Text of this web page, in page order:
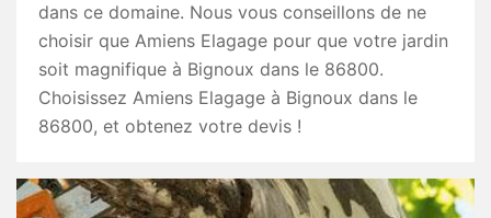
dans ce domaine. Nous vous conseillons de ne
choisir que Amiens Elagage pour que votre jardin
soit magnifique à Bignoux dans le 86800.
Choisissez Amiens Elagage à Bignoux dans le
86800, et obtenez votre devis !